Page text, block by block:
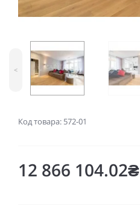
Код товара: 572-01
<
12 866 104.02₴